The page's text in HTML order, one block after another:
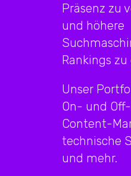
Präsenz zu
und höhere
Rankings
Unser
On- und
Content-
technische
und mehr.